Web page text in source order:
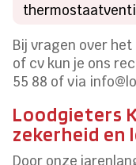
Bij vragen over
of cv kun je ons
55 88 of via
Loodgieters
zekerheid en
Door onze